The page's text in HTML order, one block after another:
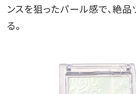
会員登録
Log in or Sign up
「The SPUR Club」。便利な機能
ンスを狙ったパール感で、絶
る。